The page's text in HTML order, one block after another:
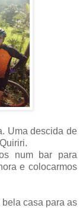
Uma descida de
num bar para
e colocarmos
casa para as